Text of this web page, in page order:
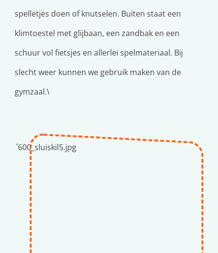
spelletjes doen of knutselen. Buiten staat een
klimtoestel met glijbaan, een zandbak en een
schuur vol fietsjes en allerlei spelmateriaal. Bij
slecht weer kunnen we gebruik maken van de
gymzaal.\